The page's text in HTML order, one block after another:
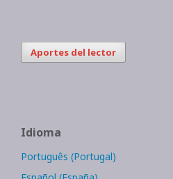
Aportes del lector
Idioma
Português (Portugal)